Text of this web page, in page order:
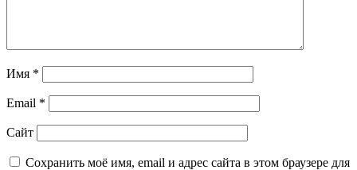
Имя *
Email *
Сайт
Сохранить моё имя, email и адрес сайта в этом браузере для